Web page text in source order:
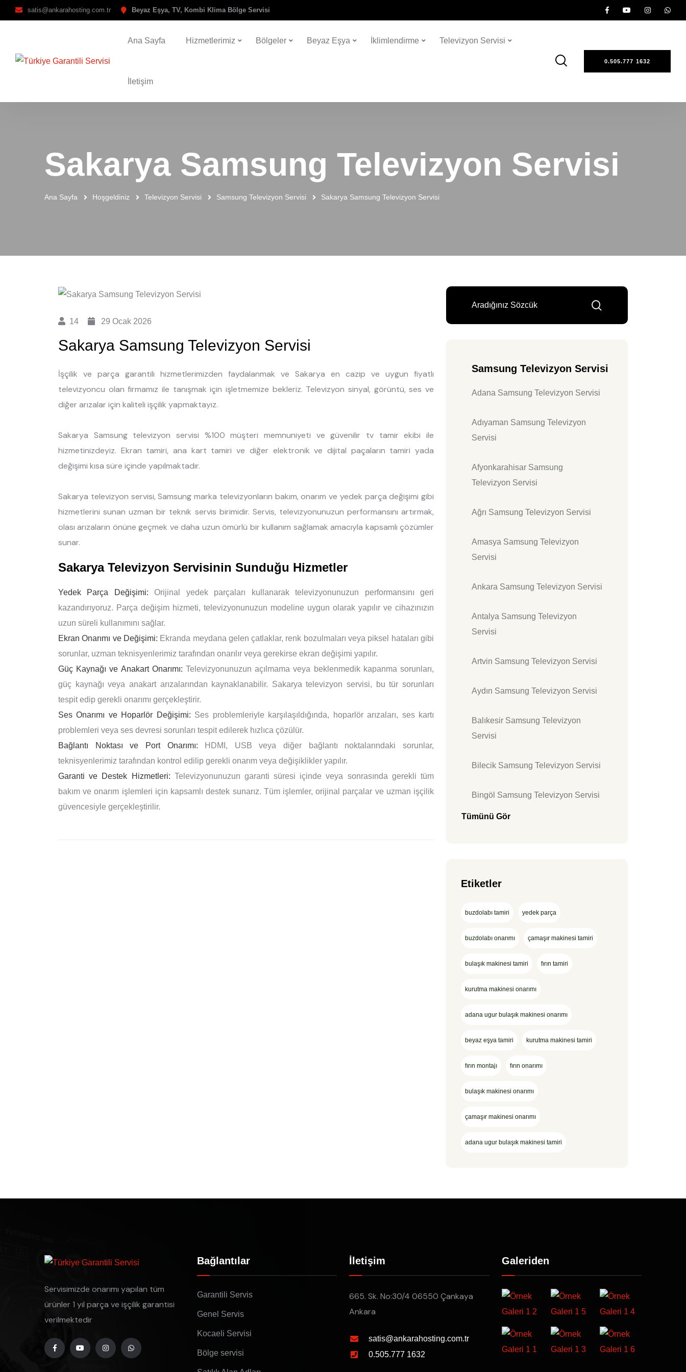
satis@ankarahosting.com.tr Beyaz Eşya, TV, Kombi Klima Bölge Servisi
Ana Sayfa Hizmetlerimiz Bölgeler Beyaz Eşya İklimlendirme Televizyon Servisi
İletişim
0.505.777 1632
Sakarya Samsung Televizyon Servisi
Ana Sayfa Hoşgeldiniz Televizyon Servisi Samsung Televizyon Servisi Sakarya Samsung Televizyon Servisi
14 29 Ocak 2026
Sakarya Samsung Televizyon Servisi
İşçilik ve parça garantili hizmetlerimizden faydalanmak ve Sakarya en cazip ve uygun fiyatlı
televizyoncu olan firmamız ile tanışmak için işletmemize bekleriz. Televizyon sinyal, görüntü, ses ve
diğer arızalar için kaliteli işçilik yapmaktayız.
Sakarya Samsung televizyon servisi %100 müşteri memnuniyeti ve güvenilir tv tamir ekibi ile
hizmetinizdeyiz. Ekran tamiri, ana kart tamiri ve diğer elektronik ve dijital paçaların tamiri yada
değişimi kısa süre içinde yapılmaktadır.
Sakarya televizyon servisi, Samsung marka televizyonların bakım, onarım ve yedek parça değişimi gibi
hizmetlerini sunan uzman bir teknik servis birimidir. Servis, televizyonunuzun performansını artırmak,
olası arızaların önüne geçmek ve daha uzun ömürlü bir kullanım sağlamak amacıyla kapsamlı çözümler
sunar.
Sakarya Televizyon Servisinin Sunduğu Hizmetler
Yedek Parça Değişimi: Orijinal yedek parçaları kullanarak televizyonunuzun performansını geri
kazandırıyoruz. Parça değişim hizmeti, televizyonunuzun modeline uygun olarak yapılır ve cihazınızın
uzun süreli kullanımını sağlar.
Ekran Onarımı ve Değişimi: Ekranda meydana gelen çatlaklar, renk bozulmaları veya piksel hataları gibi
sorunlar, uzman teknisyenlerimiz tarafından onarılır veya gerekirse ekran değişimi yapılır.
Güç Kaynağı ve Anakart Onarımı: Televizyonunuzun açılmama veya beklenmedik kapanma sorunları,
güç kaynağı veya anakart arızalarından kaynaklanabilir. Sakarya televizyon servisi, bu tür sorunları
tespit edip gerekli onarımı gerçekleştirir.
Ses Onarımı ve Hoparlör Değişimi: Ses problemleriyle karşılaşıldığında, hoparlör arızaları, ses kartı
problemleri veya ses devresi sorunları tespit edilerek hızlıca çözülür.
Bağlantı Noktası ve Port Onarımı: HDMI, USB veya diğer bağlantı noktalarındaki sorunlar,
teknisyenlerimiz tarafından kontrol edilip gerekli onarım veya değişiklikler yapılır.
Garanti ve Destek Hizmetleri: Televizyonunuzun garanti süresi içinde veya sonrasında gerekli tüm
bakım ve onarım işlemleri için kapsamlı destek sunarız. Tüm işlemler, orijinal parçalar ve uzman işçilik
güvencesiyle gerçekleştirilir.
Samsung Televizyon Servisi
Adana Samsung Televizyon Servisi
Adıyaman Samsung Televizyon
Servisi
Afyonkarahisar Samsung
Televizyon Servisi
Ağrı Samsung Televizyon Servisi
Amasya Samsung Televizyon
Servisi
Ankara Samsung Televizyon Servisi
Antalya Samsung Televizyon
Servisi
Artvin Samsung Televizyon Servisi
Aydın Samsung Televizyon Servisi
Balıkesir Samsung Televizyon
Servisi
Bilecik Samsung Televizyon Servisi
Bingöl Samsung Televizyon Servisi
Tümünü Gör
Etiketler
buzdolabı tamiri yedek parça
buzdolabı onarımı çamaşır makinesi tamiri
bulaşık makinesi tamiri fırın tamiri
kurutma makinesi onarımı
adana ugur bulaşık makinesi onarımı
beyaz eşya tamiri kurutma makinesi tamiri
fırın montajı fırın onarımı
bulaşık makinesi onarımı
çamaşır makinesi onarımı
adana ugur bulaşık makinesi tamiri
Servisimizde onarımı yapılan tüm
ürünler 1 yıl parça ve işçilik garantisi
verilmektedir
Bağlantılar
Garantili Servis
Genel Servis
Kocaeli Servisi
Bölge servisi
İletişim
665. Sk. No:30/4 06550 Çankaya
Ankara
satis@ankarahosting.com.tr
0.505.777 1632
Galeriden